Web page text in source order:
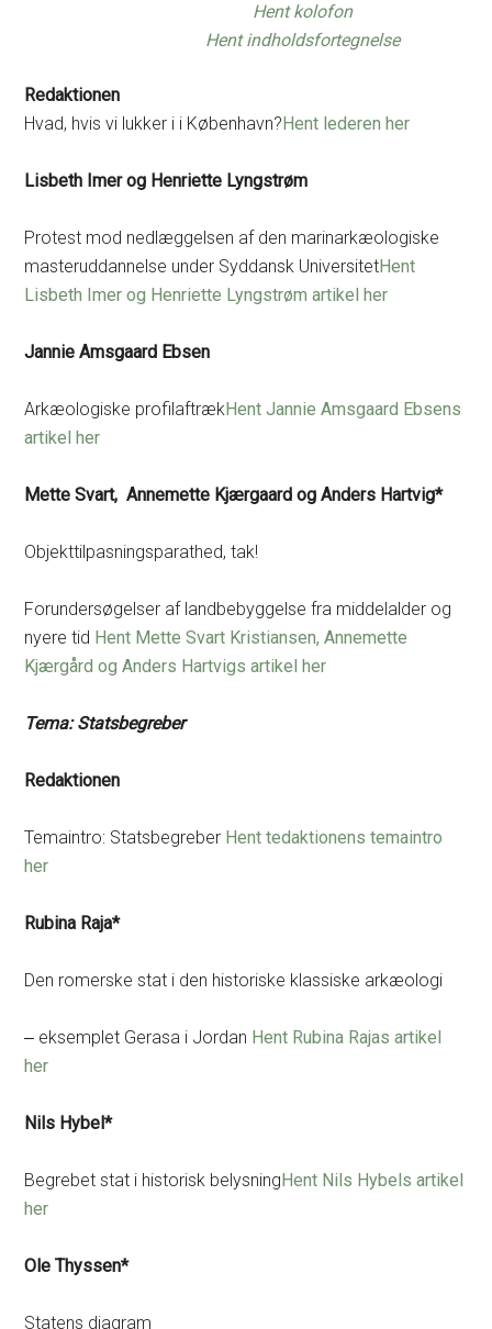
Hent kolofon
Hent indholdsfortegnelse
Redaktionen
Hvad, hvis vi lukker i i København?Hent lederen her
Lisbeth Imer og Henriette Lyngstrøm
Protest mod nedlæggelsen af den marinarkæologiske
masteruddannelse under Syddansk UniversitetHent
Lisbeth Imer og Henriette Lyngstrøm artikel her
Jannie Amsgaard Ebsen
Arkæologiske profilaftrækHent Jannie Amsgaard Ebsens
artikel her
Mette Svart, Annemette Kjærgaard og Anders Hartvig*
Objekttilpasningsparathed, tak!
Forundersøgelser af landbebyggelse fra middelalder og
nyere tid Hent Mette Svart Kristiansen, Annemette
Kjærgård og Anders Hartvigs artikel her
Tema: Statsbegreber
Redaktionen
Temaintro: Statsbegreber Hent tedaktionens temaintro
her
Rubina Raja*
Den romerske stat i den historiske klassiske arkæologi
‒ eksemplet Gerasa i Jordan Hent Rubina Rajas artikel
her
Nils Hybel*
Begrebet stat i historisk belysningHent Nils Hybels artikel
her
Ole Thyssen*
Statens diagram